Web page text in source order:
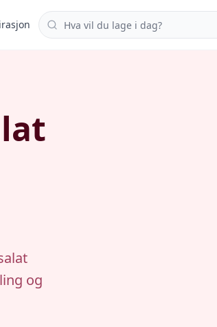
Søk i oppskrifter
og